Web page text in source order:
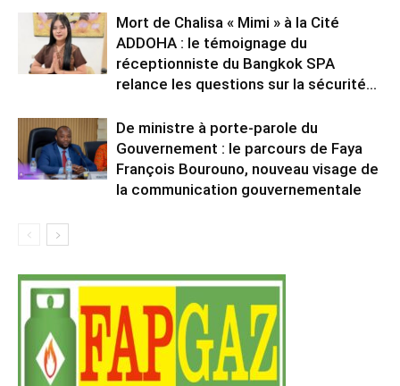
Mort de Chalisa « Mimi » à la Cité
ADDOHA : le témoignage du
réceptionniste du Bangkok SPA
relance les questions sur la sécurité...
De ministre à porte-parole du
Gouvernement : le parcours de Faya
François Bourouno, nouveau visage de
la communication gouvernementale